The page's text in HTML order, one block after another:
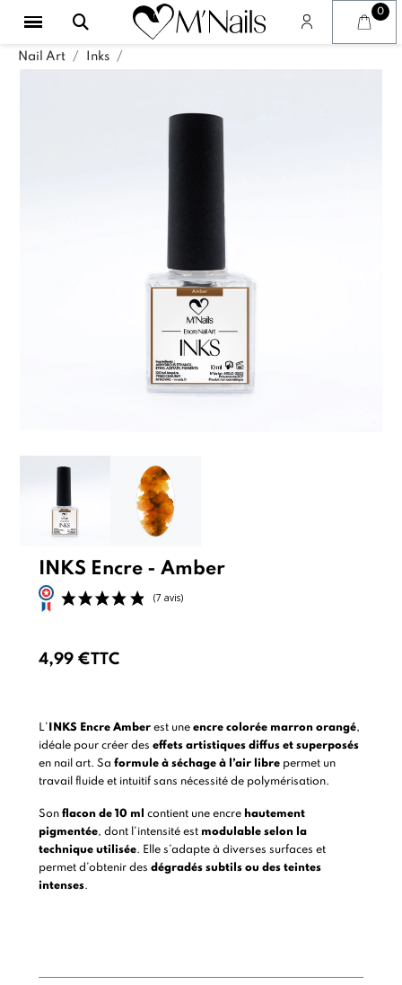
Nail Art Inks
INKS Encre - Amber
4,99 €TTC
L’ INKS Encre Amberest une encre colorée marron orangé,
idéale pour créer des effets artistiques diffus et superposés
en nail art. Sa formule à séchage à l’air librepermet un
travail fluide et intuitif sans nécessité de polymérisation.
Son flacon de 10 ml contient une encre hautement
pigmentée, dont l’intensité est modulable selon la
technique utilisée. Elle s’adapte à diverses surfaces et
permet d’obtenir des dégradés subtils ou des teintes
intenses.